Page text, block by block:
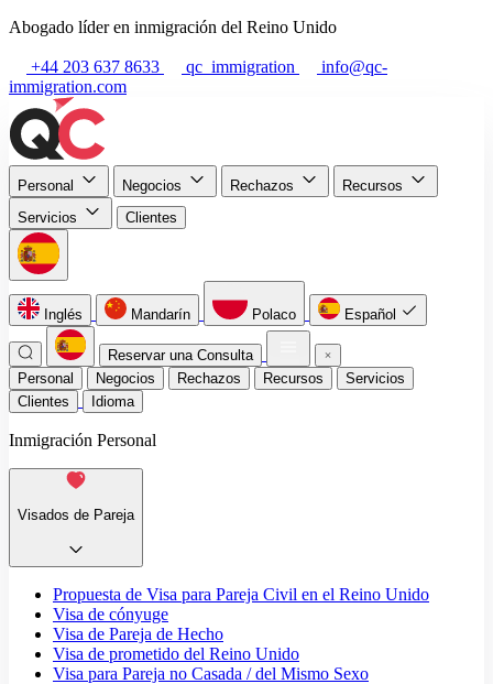
Abogado líder en inmigración del Reino Unido
+44 203 637 8633 qc_immigration
info@qc-
immigration.com
Personal Negocios Rechazos
Recursos
Servicios
Clientes
Inglés Mandarín Polaco Español
Reservar una Consulta
Personal
Negocios Rechazos Recursos
Servicios
Clientes
Idioma
Inmigración Personal
Visados de Pareja
Propuesta de Visa para Pareja Civil en el Reino Unido
Visa de cónyuge
Visa de Pareja de Hecho
Visa de prometido del Reino Unido
Visa para Pareja no Casada / del Mismo Sexo